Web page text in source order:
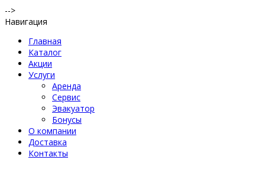
-->
Навигация
Главная
Каталог
Акции
Услуги
Аренда
Сервис
Эвакуатор
Бонусы
О компании
Доставка
Контакты